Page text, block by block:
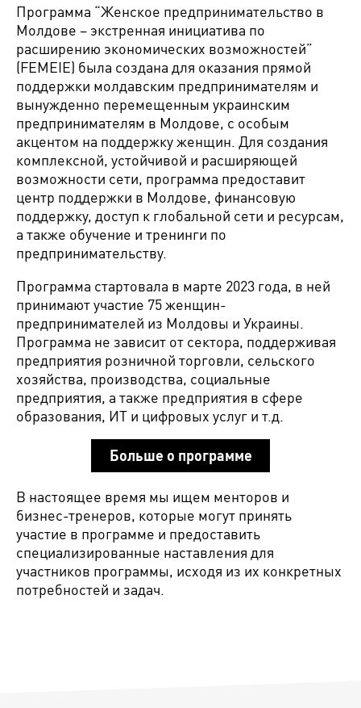
Программа “Женское предпринимательство в
Молдове – экстренная инициатива по
расширению экономических возможностей”
(FEMEIE) была создана для оказания прямой
поддержки молдавским предпринимателям и
вынужденно перемещенным украинским
предпринимателям в Молдове, с особым
акцентом на поддержку женщин. Для создания
комплексной, устойчивой и расширяющей
возможности сети, программа предоставит
центр поддержки в Молдове, финансовую
поддержку, доступ к глобальной сети и ресурсам,
а также обучение и тренинги по
предпринимательству.
Программа стартовала в марте 2023 года, в ней
принимают участие 75 женщин-
предпринимателей из Молдовы и Украины.
Программа не зависит от сектора, поддерживая
предприятия розничной торговли, сельского
хозяйства, производства, социальные
предприятия, а также предприятия в сфере
образования, ИТ и цифровых услуг и т.д.
Больше о программе
В настоящее время мы ищем менторов и
бизнес-тренеров, которые могут принять
участие в программе и предоставить
специализированные наставления для
участников программы, исходя из их конкретных
потребностей и задач.